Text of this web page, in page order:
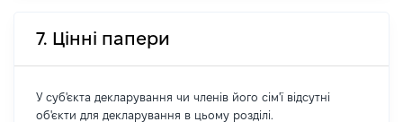
7. Цінні папери
У суб'єкта декларування чи членів його сім'ї відсутні
об'єкти для декларування в цьому розділі.